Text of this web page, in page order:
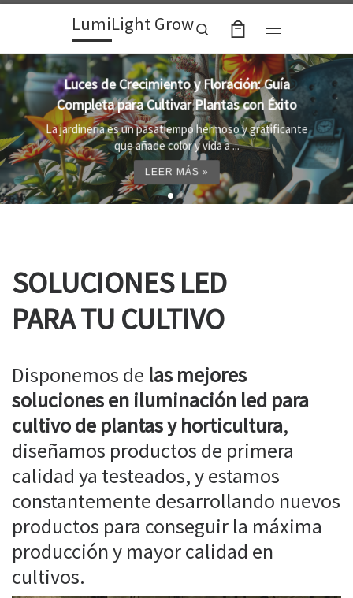
Skip to contentLumiLight Grow
Search
Lámparas para indoor: la clave para un
crecimiento óptimo de tus plantas
Al cultivar plantas en el interior, es importante
proporcionar el entorno adecuado ...
LEER MÁS »
SOLUCIONES LED
PARA TU CULTIVO
Disponemos de las mejores
soluciones en iluminación led para
cultivo de plantas y horticultura,
diseñamos productos de primera
calidad ya testeados, y estamos
constantemente desarrollando nuevos
productos para conseguir la máxima
producción y mayor calidad en
cultivos.